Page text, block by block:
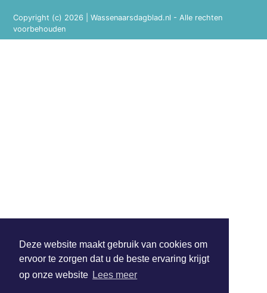
Deze website maakt gebruik van cookies om
ervoor te zorgen dat u de beste ervaring krijgt
op onze website Lees meer
Copyright (c) 2026 | Wassenaarsdagblad.nl - Alle rechten
voorbehouden